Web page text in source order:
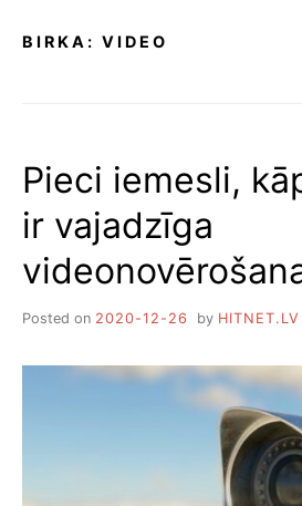
BIRKA: VIDEO
Pieci iemesli,
ir vajadzīga
Posted on 2020-12-26 by HITNET.LV